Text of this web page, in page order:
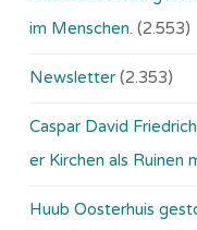
im Menschen. (2.553)
Newsletter (2.353)
Caspar David
er Kirchen als Ruinen
Huub Oosterhuis